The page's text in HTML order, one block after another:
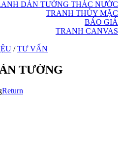
DÁN TƯỜNG THÁC NƯỚC
TRANH THỦY MẶC
BÁO GIÁ
TRANH CANVAS
/ TƯ VẤN
TƯỜNG
Return